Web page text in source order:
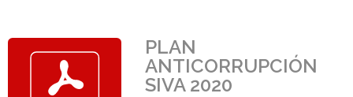
PLAN
ANTICORRUPCIÓN
SIVA 2020